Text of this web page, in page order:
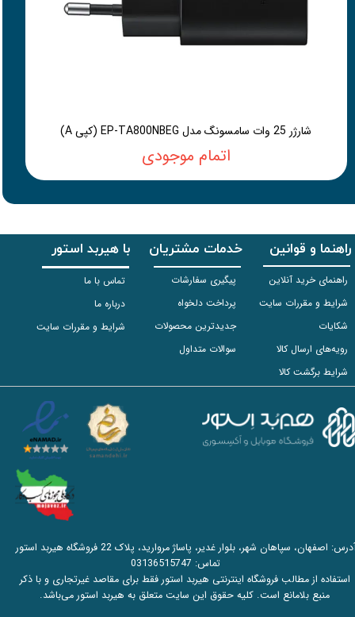
شارژر 25 وات سامسونگ مدل EP-TA800NBEG (کپی A)
اتمام موجودی
راهنما و قوانین
راهنمای خرید آنلاین
شرایط و مقررات سایت
شکایات
رویه‌های ارسال کالا
شرایط برگشت کالا
خدمات مشتریان
پیگیری سفارشات
پرداخت دلخواه
جدیدترین محصولات
سوالات متداول
با هیربد استور
تماس با ما
درباره ما
شرایط و مقررات سایت
آدرس: اصفهان، سپاهان شهر، بلوار غدیر، پاساژ مروارید، پلاک 22 فروشگاه هیربد استور
تماس: 03136515747
استفاده از مطالب فروشگاه اینترنتی هیربد استور فقط برای مقاصد غیرتجاری و با ذکر
منبع بلامانع است. کلیه حقوق این سایت متعلق به هیربد استور می‌باشد.​​​​​​​